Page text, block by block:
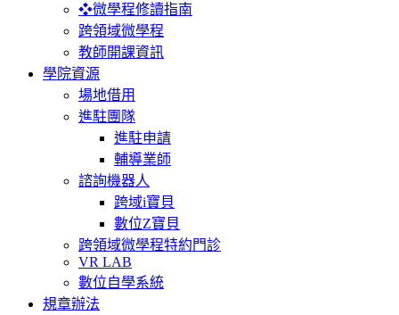
❖微學程修讀指南
跨領域微學程
教師開課資訊
學院資源
場地借用
進駐團隊
進駐申請
輔導業師
諮詢機器人
跨域i寶貝
數位Z寶貝
跨領域微學程特約門診
VR LAB
數位自學系統
規章辦法